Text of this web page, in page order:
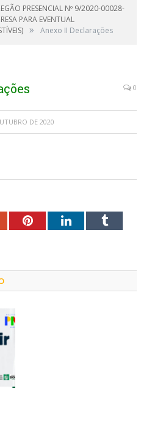
PRESENCIAL Nº 9/2020-00028-
PARA EVENTUAL
» Anexo II Declarações
0
DE 2020
PinterestLinkedInTumblr